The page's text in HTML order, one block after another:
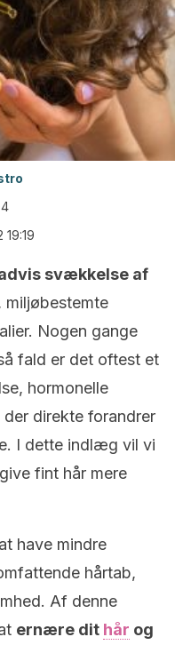
19:19
svækkelse af
miljøbestemte
Nogen gange
fald er det oftest et
hormonelle
direkte forandrer
I dette indlæg vil vi
fint hår mere
have mindre
hårtab,
Af denne
ernære dit hår og